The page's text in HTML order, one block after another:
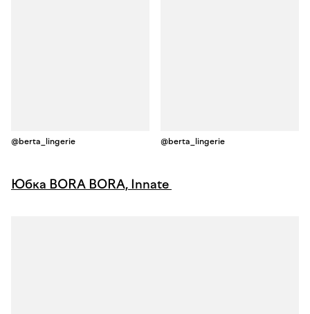
@berta_lingerie @berta_lingerie
Юбка BORA BORA, Innate